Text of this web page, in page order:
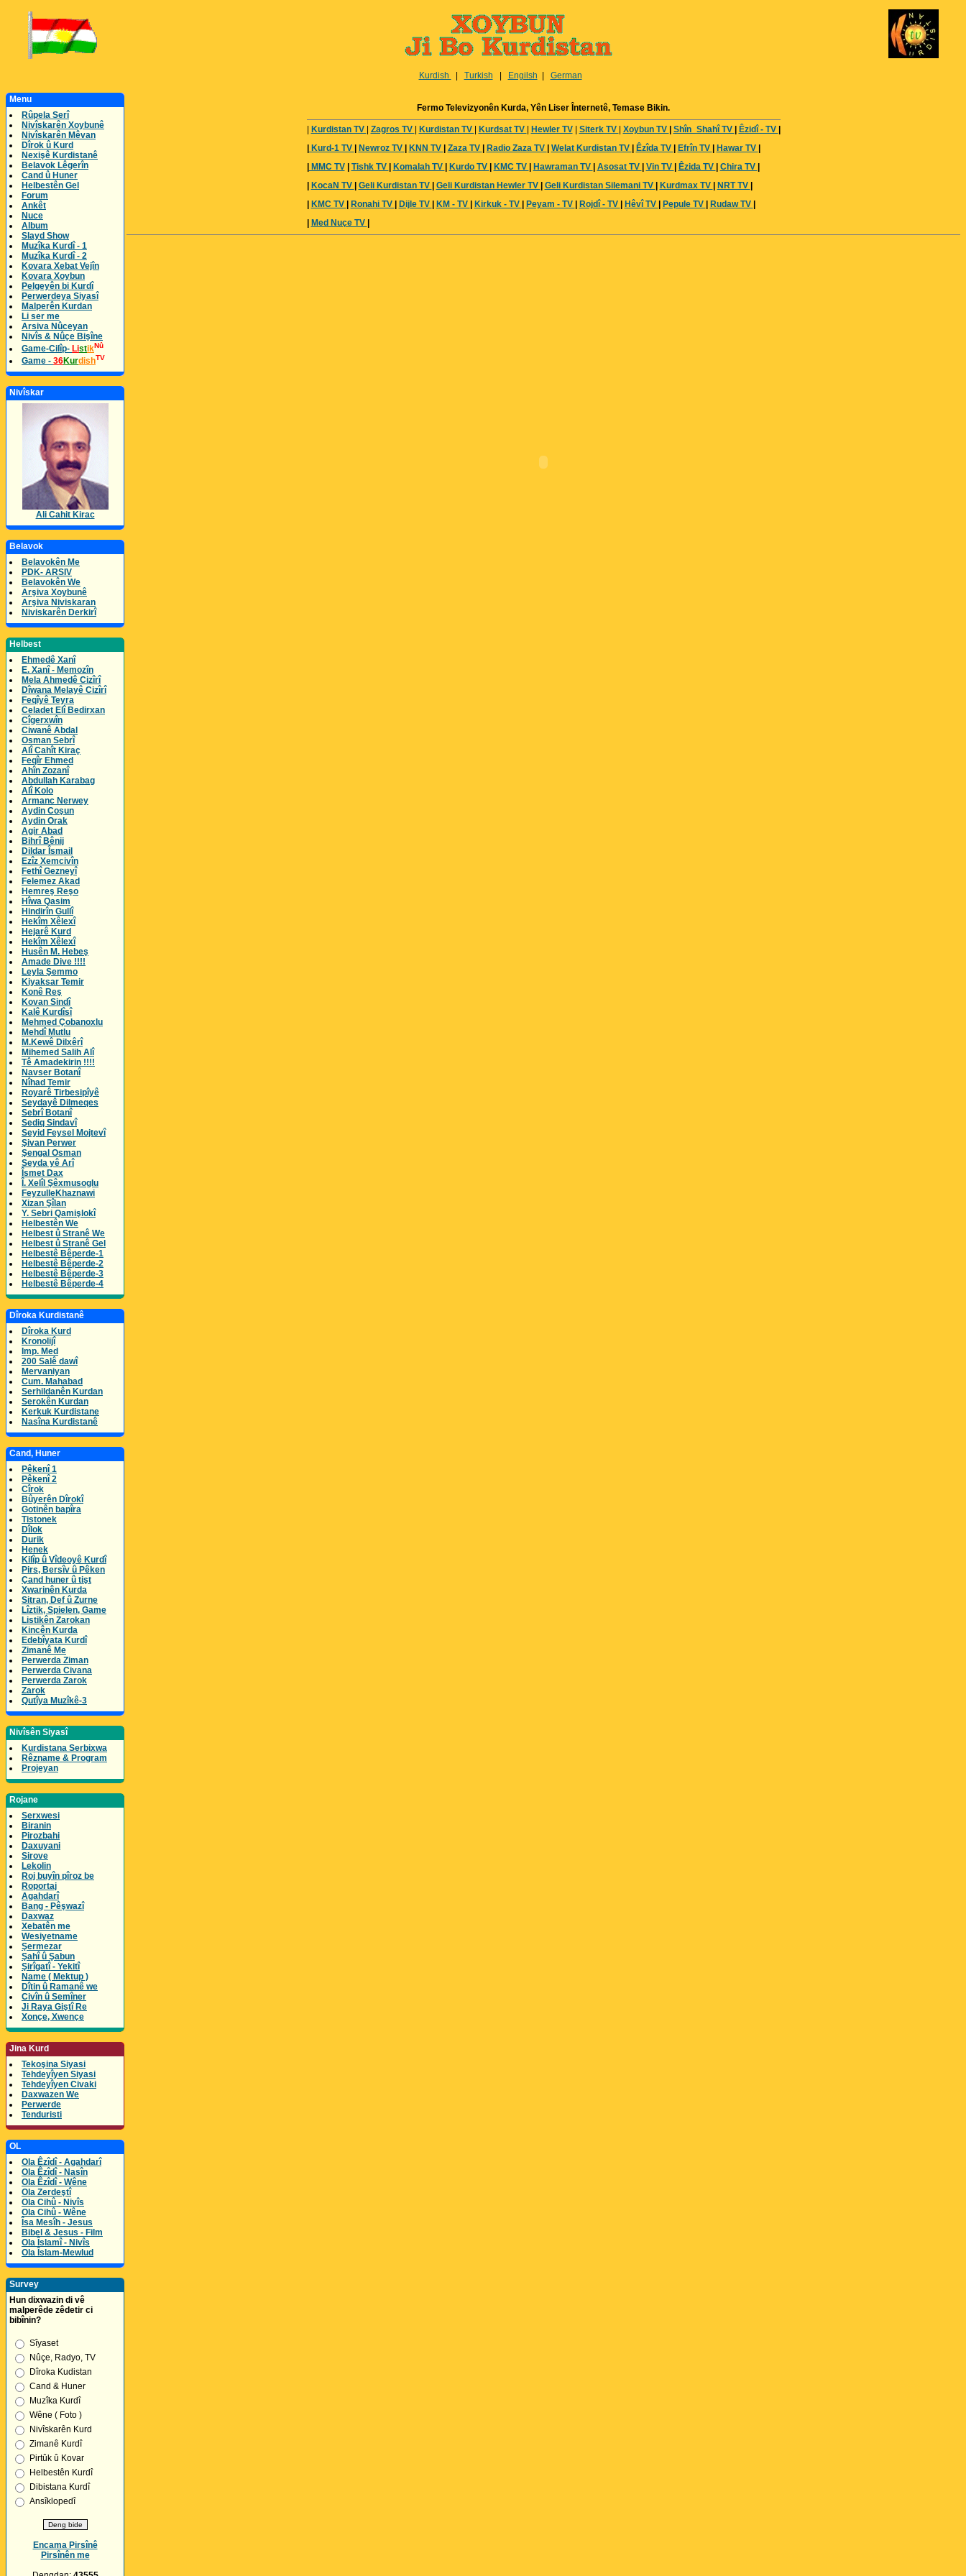
Kurdish Turkish Engilsh German
Menu
Rûpela Serî
Nivîskarên Xoybunê
Nivîskarên Mêvan
Dîrok û Kurd
Nexişê Kurdistanê
Belavok Lêgerîn
Cand û Huner
Helbestên Gel
Forum
Ankêt
Nuce
Album
Slayd Show
Muzîka Kurdî - 1
Muzîka Kurdî - 2
Kovara Xebat Vejîn
Kovara Xoybun
Pelgeyên bi Kurdî
Perwerdeya Siyasî
Malperên Kurdan
Li ser me
Arsiva Nûceyan
Nivîs & Nûçe Bişîne
Game-Cilîp- ListikNû
Game - 36KurdishTV
Nivîskar
Ali Cahit Kirac
Belavok
Belavokên Me
PDK- ARSIV
Belavokên We
Arşiva Xoybunê
Arşiva Niviskaran
Niviskarên Derkirî
Helbest
Ehmedê Xanî
E. Xanî - Memozîn
Mela Ahmedê Cizîrî
Dîwana Melayê Cizîrî
Feqîyê Teyra
Celadet Elî Bedirxan
Cîgerxwîn
Ciwanê Abdal
Osman Sebrî
Alî Cahît Kiraç
Feqîr Ehmed
Ahîn Zozanî
Abdullah Karabag
Alî Kolo
Armanc Nerwey
Aydin Coşun
Aydin Orak
Agir Abad
Bihrî Bênij
Dildar Îsmail
Ezîz Xemcivîn
Fethî Gezneyî
Felemez Akad
Hemreş Reşo
Hîwa Qasim
Hindirîn Gullî
Hekîm Xêlexî
Hejarê Kurd
Hekîm Xêlexî
Husên M. Hebeş
Amade Dive !!!!
Leyla Şemmo
Kiyaksar Temir
Konê Reş
Kovan Sindî
Kalê Kurdîsî
Mehmed Çobanoxlu
Mehdî Mutlu
M.Kewê Dilxêrî
Mihemed Salih Alî
Tê Amadekirin !!!!
Navser Botanî
Nîhad Temir
Royarê Tirbesipîyê
Seydayê Dilmeqes
Sebrî Botanî
Sediq Sindavî
Seyid Feysel Mojtevî
Şivan Perwer
Şengal Osman
Seyda yê Arî
Îsmet Dax
Î. Xelîl Şêxmusoglu
FeyzulleKhaznawi
Xizan Şîlan
Y. Sebri Qamişlokî
Helbestên We
Helbest û Stranê We
Helbest û Stranê Gel
Helbestê Bêperde-1
Helbestê Bêperde-2
Helbestê Bêperde-3
Helbestê Bêperde-4
Dîroka Kurdistanê
Dîroka Kurd
Kronolijî
Imp. Med
200 Salê dawî
Mervaniyan
Cum. Mahabad
Serhildanên Kurdan
Serokên Kurdan
Kerkuk Kurdistane
Nasîna Kurdistanê
Cand, Huner
Pêkenî 1
Pêkenî 2
Cîrok
Bûyerên Dîrokî
Gotinên bapîra
Tistonek
Dîlok
Durik
Henek
Kilîp û Vîdeoyê Kurdî
Pirs, Bersîv û Pêken
Çand huner û tişt
Xwarinên Kurda
Sitran, Def û Zurne
Lîztik, Spielen, Game
Listikên Zarokan
Kincên Kurda
Edebîyata Kurdî
Zimanê Me
Perwerda Ziman
Perwerda Civana
Perwerda Zarok
Zarok
Qutîya Muzîkê-3
Nivîsên Siyasî
Kurdistana Serbixwa
Rêzname & Program
Projeyan
Rojane
Serxwesi
Biranin
Pirozbahi
Daxuyani
Sirove
Lekolin
Roj buyîn pîroz be
Roportaj
Agahdarî
Bang - Pêşwazî
Daxwaz
Xebatên me
Wesiyetname
Şermezar
Şahî û Şabun
Şirîgatî - Yekitî
Name ( Mektup )
Dîtin û Ramanê we
Civîn û Semîner
Ji Raya Giştî Re
Xonçe, Xwençe
Jina Kurd
Tekoşina Siyasi
Tehdeyîyen Siyasi
Tehdeyîyen Civaki
Daxwazen We
Perwerde
Tenduristi
OL
Ola Êzîdî - Agahdarî
Ola Êzîdî - Nasîn
Ola Êzîdî - Wêne
Ola Zerdeştî
Ola Cihû - Nivîs
Ola Cihû - Wêne
Îsa Mesîh - Jesus
Bibel & Jesus - Film
Ola Îslamî - Nivîs
Ola Îslam-Mewlud
Survey
Hun dixwazin di vê
malperêde zêdetir ci
bibînin?
Sîyaset
Nûçe, Radyo, TV
Dîroka Kudistan
Cand & Huner
Muzîka Kurdî
Wêne ( Foto )
Nivîskarên Kurd
Zimanê Kurdî
Pirtûk û Kovar
Helbestên Kurdî
Dibistana Kurdî
Ansîklopedî
Encama Pirsînê
Pirsînên me
Fermo Televizyonên Kurda, Yên Liser Înternetê, Temase Bikin.
Kurdistan TV Zagros TV Kurdistan TV Kurdsat TV Hewler TV| Siterk TV Xoybun TV Shîn_Shahî TV Êzidî - TV
Kurd-1 TV Newroz TV KNN TV Zaza TV Radio Zaza TV Welat Kurdistan TV Êzîda TV Efrîn TV Hawar TV
MMC TV| Tishk TV Komalah TV Kurdo TV KMC TV Hawraman TV Asosat TV Vin TV Êzida TV Chira TV
KocaN TV Geli Kurdistan TV Geli Kurdistan Hewler TV Geli Kurdistan Silemani TV Kurdmax TV NRT TV
KMC TV Ronahi TV Dijle TV KM - TV Kirkuk - TV Peyam - TV Rojdî - TV Hêvî TV Pepule TV Rudaw TV
Med Nuçe TV